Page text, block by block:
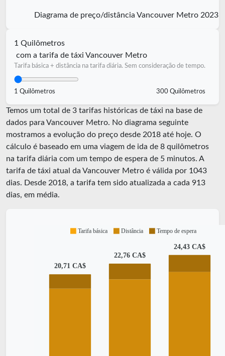
Diagrama de preço/distância Vancouver Metro 2023
1 Quilômetros
com a tarifa de táxi Vancouver Metro
Tarifa básica + distância na tarifa diária. Sem consideração de tempo.
1 Quilômetros 300 Quilômetros
Temos um total de 3 tarifas históricas de táxi na base de
dados para Vancouver Metro. No diagrama seguinte
mostramos a evolução do preço desde 2018 até hoje. O
cálculo é baseado em uma viagem de ida de 8 quilômetros
na tarifa diária com um tempo de espera de 5 minutos. A
tarifa de táxi atual da Vancouver Metro é válida por 1043
dias. Desde 2018, a tarifa tem sido atualizada a cada 913
dias, em média.
20,71 CA$
22,76 CA$
24,43 CA$
Tarifa básica Distância Tempo de espera